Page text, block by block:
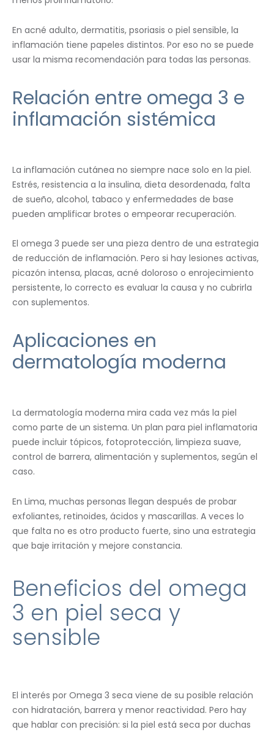
En acné adulto, dermatitis, psoriasis o piel sensible, la
inflamación tiene papeles distintos. Por eso no se puede
usar la misma recomendación para todas las personas.
Relación entre omega 3 e
inflamación sistémica
La inflamación cutánea no siempre nace solo en la piel.
Estrés, resistencia a la insulina, dieta desordenada, falta
de sueño, alcohol, tabaco y enfermedades de base
pueden amplificar brotes o empeorar recuperación.
El omega 3 puede ser una pieza dentro de una estrategia
de reducción de inflamación. Pero si hay lesiones activas,
picazón intensa, placas, acné doloroso o enrojecimiento
persistente, lo correcto es evaluar la causa y no cubrirla
con suplementos.
Aplicaciones en
dermatología moderna
La dermatología moderna mira cada vez más la piel
como parte de un sistema. Un plan para piel inflamatoria
puede incluir tópicos, fotoprotección, limpieza suave,
control de barrera, alimentación y suplementos, según el
caso.
En Lima, muchas personas llegan después de probar
exfoliantes, retinoides, ácidos y mascarillas. A veces lo
que falta no es otro producto fuerte, sino una estrategia
que baje irritación y mejore constancia.
Beneficios del omega
3 en piel seca y
sensible
El interés por Omega 3 seca viene de su posible relación
con hidratación, barrera y menor reactividad. Pero hay
que hablar con precisión: si la piel está seca por duchas